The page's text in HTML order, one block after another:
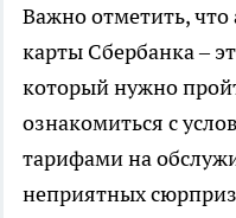
Важно отметить,
карты Сбербанка –
который нужно
ознакомиться с
тарифами на
неприятных